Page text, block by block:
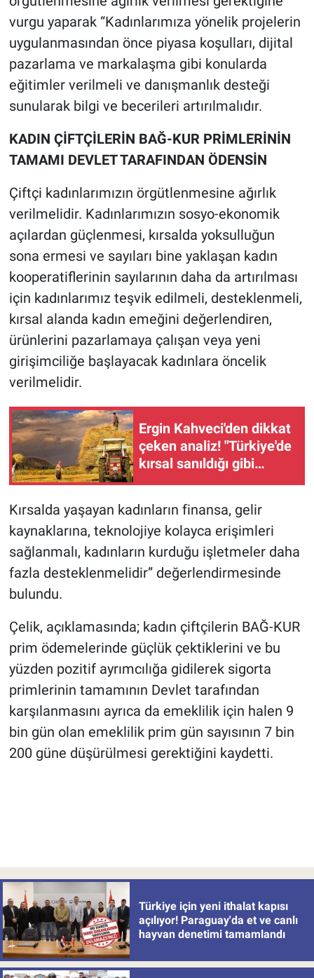
vurgu yaparak “Kadınlarımıza yönelik projelerin
uygulanmasından önce piyasa koşulları, dijital
pazarlama ve markalaşma gibi konularda
eğitimler verilmeli ve danışmanlık desteği
sunularak bilgi ve becerileri artırılmalıdır.
KADIN ÇİFTÇİLERİN BAĞ-KUR PRİMLERİNİN
TAMAMI DEVLET TARAFINDAN ÖDENSİN
Çiftçi kadınlarımızın örgütlenmesine ağırlık
verilmelidir. Kadınlarımızın sosyo-ekonomik
açılardan güçlenmesi, kırsalda yoksulluğun
sona ermesi ve sayıları bine yaklaşan kadın
kooperatiflerinin sayılarının daha da artırılması
için kadınlarımız teşvik edilmeli, desteklenmeli,
kırsal alanda kadın emeğini değerlendiren,
ürünlerini pazarlamaya çalışan veya yeni
girişimciliğe başlayacak kadınlara öncelik
verilmelidir.
Ergin Kahveci'den dikkat
çeken analiz! "Türkiye'de
kırsal sanıldığı gibi
boşalmadı"
Kırsalda yaşayan kadınların finansa, gelir
kaynaklarına, teknolojiye kolayca erişimleri
sağlanmalı, kadınların kurduğu işletmeler daha
fazla desteklenmelidir” değerlendirmesinde
bulundu.
Çelik, açıklamasında; kadın çiftçilerin BAĞ-KUR
prim ödemelerinde güçlük çektiklerini ve bu
yüzden pozitif ayrımcılığa gidilerek sigorta
primlerinin tamamının Devlet tarafından
karşılanmasını ayrıca da emeklilik için halen 9
bin gün olan emeklilik prim gün sayısının 7 bin
200 güne düşürülmesi gerektiğini kaydetti.
Türkiye için yeni ithalat kapısı
açılıyor! Paraguay'da et ve canlı
hayvan denetimi tamamlandı